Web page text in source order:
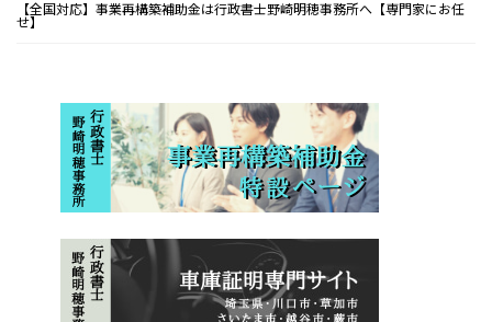
【全国対応】事業再構築補助金は行政書士野崎明穂事務所へ【専門家にお任
せ】